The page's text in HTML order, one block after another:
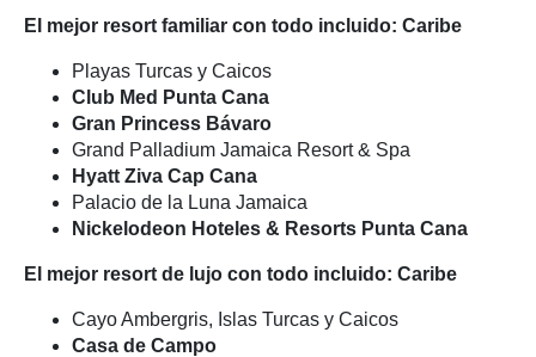
El mejor resort familiar con todo incluido: Caribe
Playas Turcas y Caicos
Club Med Punta Cana
Gran Princess Bávaro
Grand Palladium Jamaica Resort & Spa
Hyatt Ziva Cap Cana
Palacio de la Luna Jamaica
Nickelodeon Hoteles & Resorts Punta Cana
El mejor resort de lujo con todo incluido: Caribe
Cayo Ambergris, Islas Turcas y Caicos
Casa de Campo